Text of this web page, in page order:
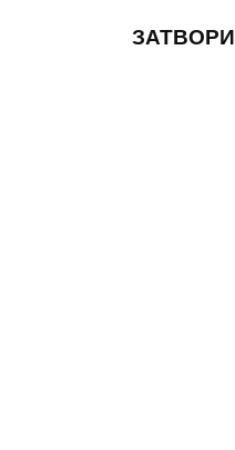
ЗАТВОРИ